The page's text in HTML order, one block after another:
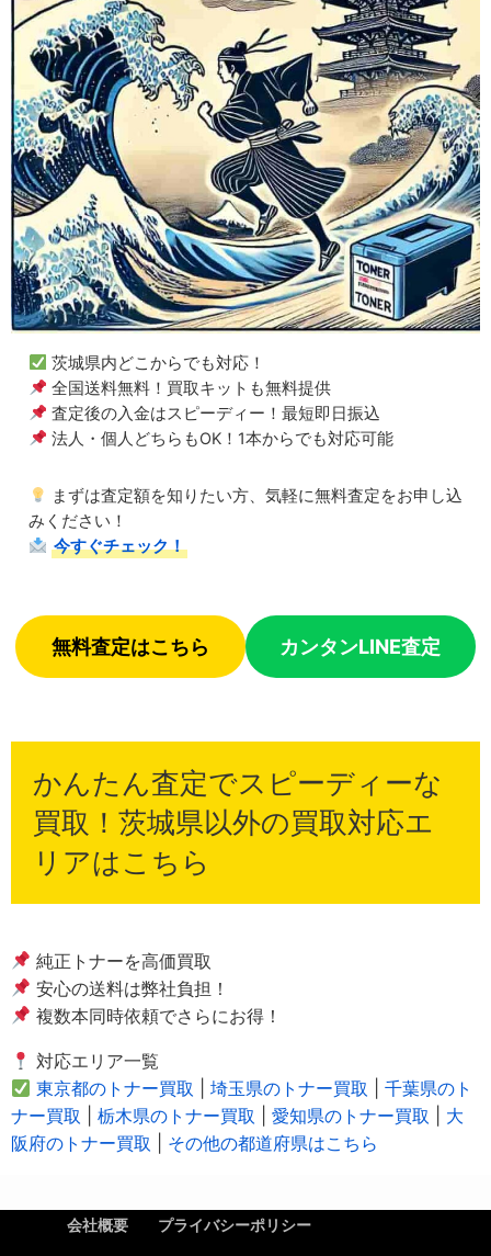
茨城県内どこからでも対応！
全国送料無料！買取キットも無料提供
査定後の入金はスピーディー！最短即日振込
法人・個人どちらもOK！1本からでも対応可能
まずは査定額を知りたい方、気軽に無料査定をお申し込
みください！
今すぐチェック！
無料査定はこちら カンタンLINE査定
かんたん査定でスピーディーな
買取！茨城県以外の買取対応エ
リアはこちら
純正トナーを高価買取
安心の送料は弊社負担！
複数本同時依頼でさらにお得！
対応エリア一覧
東京都のトナー買取
|埼玉県のトナー買取 |千葉県のト
ナー買取
栃木県のトナー買取 愛知県のトナー買取
大
阪府のトナー買取
その他の都道府県はこちら
会社概要 プライバシーポリシー